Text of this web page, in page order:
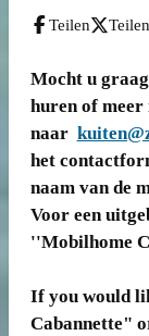
Teilen Teilen
Mocht u
huren of
naar
het
naam van de
Voor een
''Mobilhome
If you would
Cabannette"